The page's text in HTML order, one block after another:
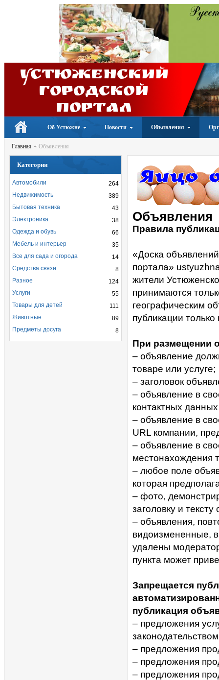
Устюженский
Городской
портал
Об Устюжне Новости Объявления
Главная Объявления
Объявления
Правила
«Доска
портала»
жители
принимаются
географическим
публикации
При размещении
– объявление
товаре или услуге;
– заголовок
– объявление в
контактных
– объявление в
URL компании,
– объявление в
местонахождения
– любое поле
которая
– фото,
заголовку и
– объявления,
видоизмененные,
удалены
пункта может
Запрещается
публикация
– предложения
– предложения
– предложения
– предложения
Категории
264
Автомобили
389
Недвижимость
43
Бытовая техника
38
Электроника
66
Одежда и обувь
35
Мебель и интерьер
14
Все для сада и огорода
8
Средства связи
124
Разное
55
Услуги
111
Товары для детей
89
Животные
8
Предметы досуга